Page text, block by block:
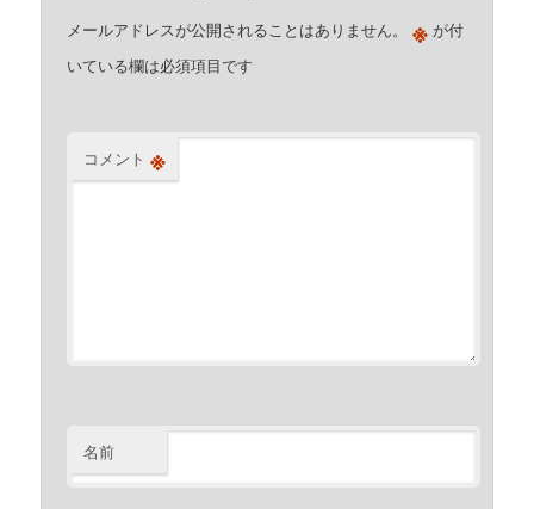
メールアドレスが公開されることはありません。 ※ が付
いている欄は必須項目です
コメント ※
名前